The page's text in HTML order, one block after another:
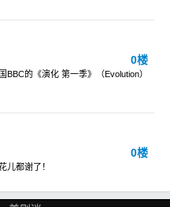
0楼
的《演化 第一季》（Evolution）
0楼
儿都谢了！